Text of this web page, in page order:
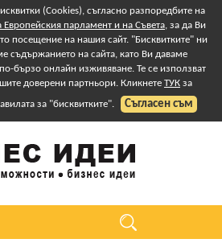
(Cookies), съгласно разпоредбите на
парламент и на Съвета, за да Ви
посещение на нашия сайт. "Бисквитките" ни
съдържанието на сайта, като Ви даваме
бързо онлайн изживяване. Те се използват
доверени партньори. Кликнете ТУК за
за "бисквитките".
Съгласен съм